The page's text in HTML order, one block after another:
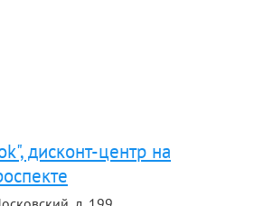
дисконт-центр на